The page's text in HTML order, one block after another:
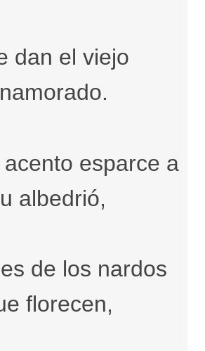
dan el viejo
esparce a
albedrió,
de los nardos
florecen,